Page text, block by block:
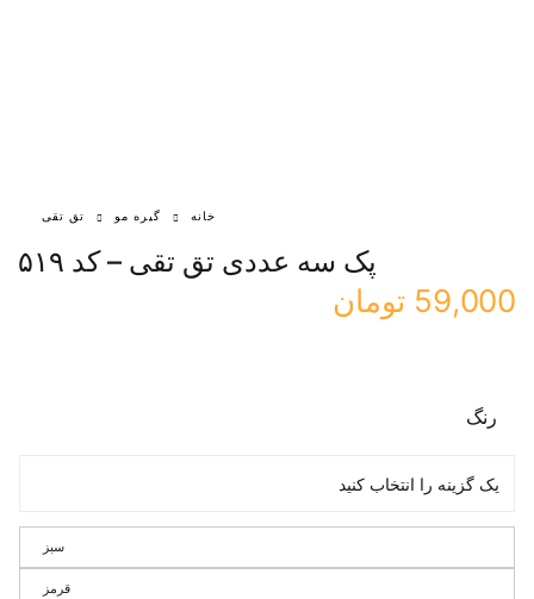
خانه گیره مو تق تقی
پک سه عددی تق تقی – کد ۵۱۹
59,000 تومان
رنگ
سبز
قرمز